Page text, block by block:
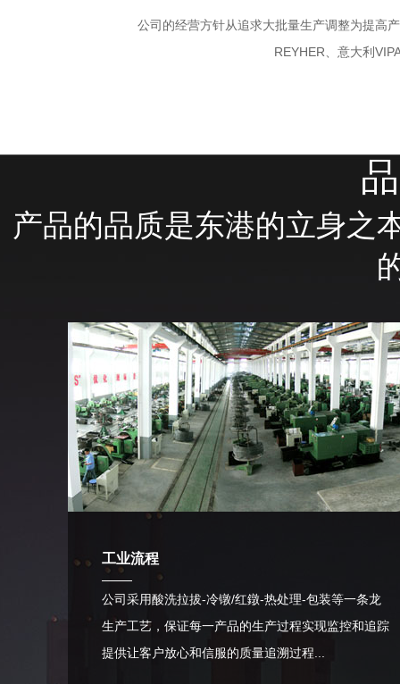
公司的经营方针从追求大批量生产调整为提高
REYHER、意大利
产品的品质是东港的立身之
工业流程
公司采用酸洗拉拔-冷镦/红鐓-热处理-包装等一条龙
生产工艺，保证每一产品的生产过程实现监控和追踪
提供让客户放心和信服的质量追溯过程...